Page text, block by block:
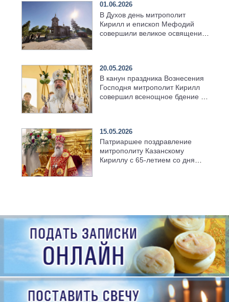
01.06.2026
В Духов день митрополит
Кирилл и епископ Мефодий
совершили великое освящение
20.05.2026
В канун праздника Вознесения
Господня митрополит Кирилл
совершил всенощное бдение в
15.05.2026
Патриаршее поздравление
митрополиту Казанскому
Кириллу с 65-летием со дня